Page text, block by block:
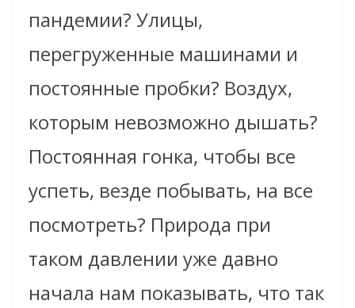
пандемии? Улицы,
перегруженные машинами и
постоянные пробки? Воздух,
которым невозможно дышать?
Постоянная гонка, чтобы все
успеть, везде побывать, на все
посмотреть? Природа при
таком давлении уже давно
начала нам показывать, что так